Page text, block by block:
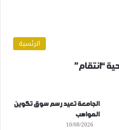
الرئسية
“انتقام”
الجامعة تعيد رسم سوق تكوين
المواهب
10/08/2026